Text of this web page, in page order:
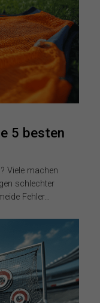
5 besten
Viele machen
schlechter
Fehler…